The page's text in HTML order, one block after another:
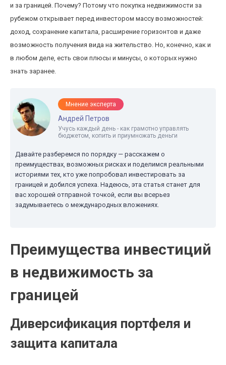
и за границей. Почему? Потому что покупка недвижимости за
рубежом открывает перед инвестором массу возможностей:
доход, сохранение капитала, расширение горизонтов и даже
возможность получения вида на жительство. Но, конечно, как и
в любом деле, есть свои плюсы и минусы, о которых нужно
знать заранее.
Мнение эксперта
Андрей Петров
Учусь каждый день - как грамотно управлять
бюджетом, копить и приумножать деньги
Давайте разберемся по порядку — расскажем о
преимуществах, возможных рисках и поделимся реальными
историями тех, кто уже попробовал инвестировать за
границей и добился успеха. Надеюсь, эта статья станет для
вас хорошей отправной точкой, если вы всерьез
задумываетесь о международных вложениях.
Преимущества инвестиций
в недвижимость за
границей
Диверсификация портфеля и
защита капитала